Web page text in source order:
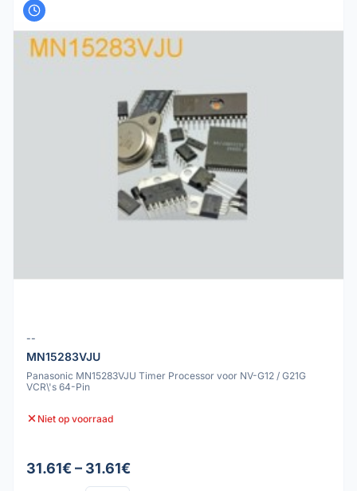
--
MN15283VJU
Panasonic MN15283VJU Timer Processor voor NV-G12 / G21G
VCR\'s 64-Pin
Niet op voorraad
31.61€ – 31.61€